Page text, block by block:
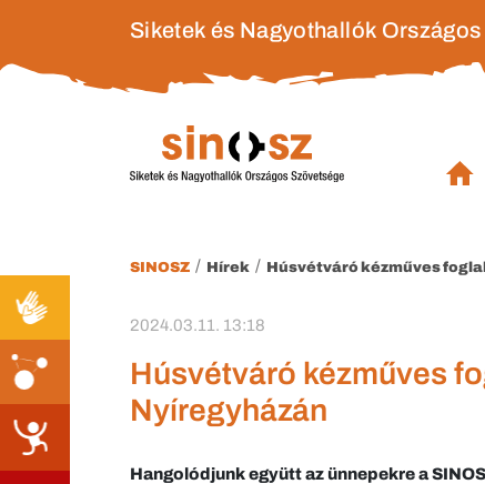
Siketek és Nagyothallók
SINOSZ / Hírek / Húsvétváró kézműves
2024.03.11. 13:18
Húsvétváró kézműves
Nyíregyházán
Hangolódjunk együtt az ünnepekre a